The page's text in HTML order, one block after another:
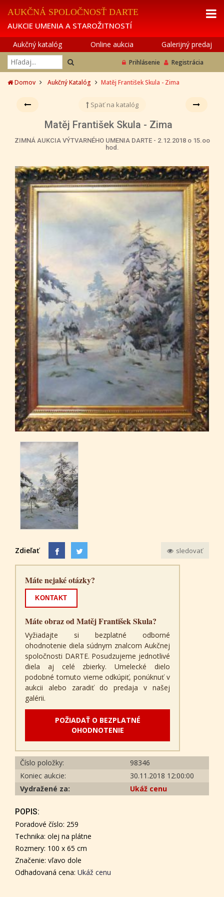
AUKČNÁ SPOLOČNOSŤ DARTE
AUKCIE UMENIA A STAROŽITNOSTÍ
Aukčný katalóg Online aukcia Galerijný predaj
Prihlásenie Registrácia
Domov Aukčný Katalóg Matěj František Skula - Zima
Späť na katalóg
Matěj František Skula - Zima
ZIMNÁ AUKCIA VÝTVARNÉHO UMENIA DARTE - 2.12.2018 o 15.oo
hod.
Zdieľať sledovať
Máte nejaké otázky?
KONTAKT
Máte obraz od Matěj František Skula?
Vyžiadajte si bezplatné odborné
ohodnotenie diela súdnym znalcom Aukčnej
spoločnosti DARTE. Posudzujeme jednotlivé
diela aj celé zbierky. Umelecké dielo
podobné tomuto vieme odkúpiť, ponúknuť v
aukcii alebo zaradiť do predaja v našej
galérii.
POŽIADAŤ O BEZPLATNÉ
OHODNOTENIE
Číslo položky:
98346
Koniec aukcie:
30.11.2018 12:00:00
Vydražené za:
Ukáž cenu
POPIS:
Poradové číslo: 259
Technika: olej na plátne
Rozmery: 100 x 65 cm
Značenie: vľavo dole
Odhadovaná cena: Ukáž cenu